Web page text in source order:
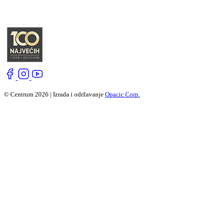
© Centrum 2026 | Izrada i održavanje Opacic Corp.